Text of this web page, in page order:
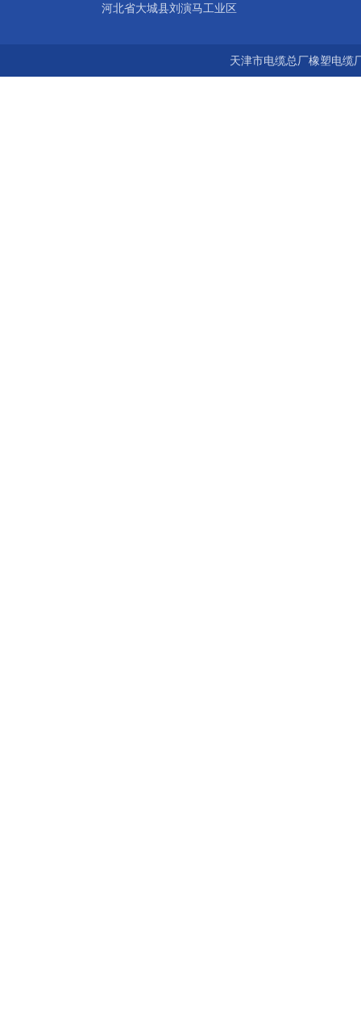
河北省大城县刘演马工业区
天津市电缆总厂橡塑电